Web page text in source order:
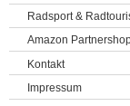
Radsport &
Amazon
Kontakt
Impressum